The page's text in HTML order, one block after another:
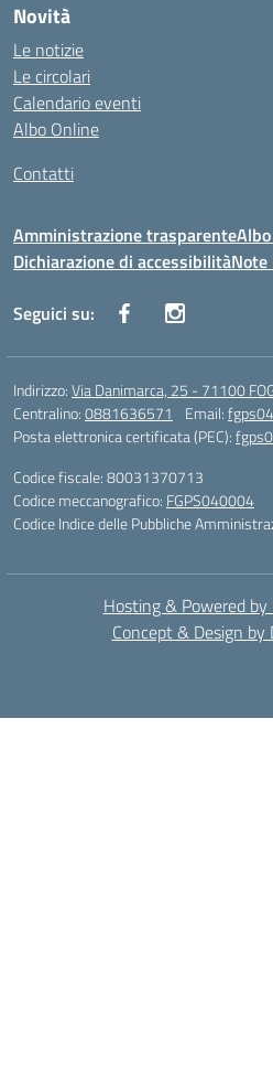
Novità
Le notizie
Le circolari
Calendario eventi
Albo Online
Contatti
Amministrazione trasparente
Dichiarazione di accessibilitàNote
Seguici su:
Indirizzo:Via Danimarca, 25 - 71100
Centralino:0881636571 Email:
Posta elettronica certificata (PEC):
Codice fiscale: 80031370713
Codice meccanografico: FGPS040004
Codice Indice delle Pubbliche
Hosting & Powered by
Concept & Design by